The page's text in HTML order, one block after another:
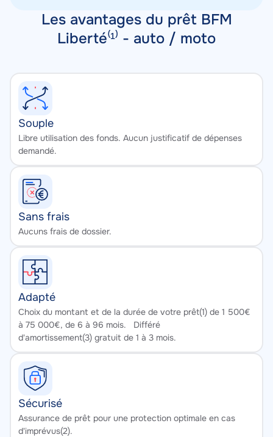
Les avantages du prêt BFM
Liberté⁽¹⁾ - auto / moto
Souple
Texte
Libre utilisation des fonds. Aucun justificatif de dépenses
demandé.
Sans frais
Texte
Aucuns frais de dossier.
Adapté
Texte
Choix du montant et de la durée de votre prêt(1) de 1 500€
à 75 000€, de 6 à 96 mois. Différé
d'amortissement(3) gratuit de 1 à 3 mois.
Sécurisé
Texte
Assurance de prêt pour une protection optimale en cas
d'imprévus(2).